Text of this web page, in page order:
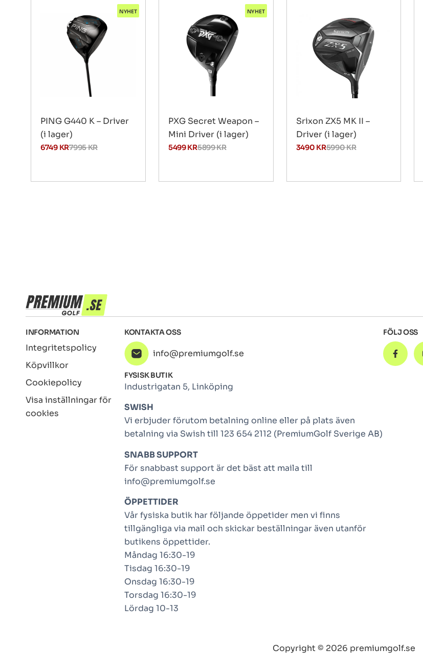
NYHET
PING G440 K – Driver
(i lager)
7995KR
6749 KR
NYHET
PXG Secret Weapon –
Mini Driver (i lager)
5899KR
5499KR
Srixon ZX5 MK II –
Driver (i lager)
5990KR
3490 KR
INFORMATION
Integritetspolicy
Köpvillkor
Cookiepolicy
Visa inställningar för
cookies
KONTAKTA OSS
info@premiumgolf.se
FYSISK BUTIK
Industrigatan 5, Linköping
SWISH
Vi erbjuder förutom betalning online eller på plats även
betalning via Swish till 123 654 2112 (PremiumGolf Sverige AB)
SNABB SUPPORT
För snabbast support är det bäst att maila till
info@premiumgolf.se
ÖPPETTIDER
Vår fysiska butik har följande öppetider men vi finns
tillgängliga via mail och skickar beställningar även utanför
butikens öppettider.
Måndag 16:30-19
Tisdag 16:30-19
Onsdag 16:30-19
Torsdag 16:30-19
Lördag 10-13
FÖLJ OSS
Copyright © 2026 premiumgolf.se